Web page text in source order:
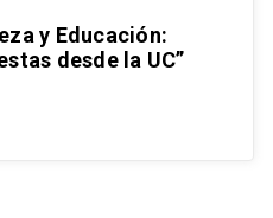
y Educación:
desde la UC”